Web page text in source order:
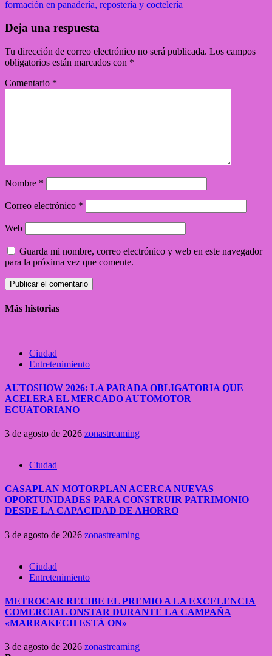
formación en panadería, repostería y coctelería
Deja una respuesta
Tu dirección de correo electrónico no será publicada. Los campos
obligatorios están marcados con *
Comentario *
Nombre *
Correo electrónico *
Web
Guarda mi nombre, correo electrónico y web en este navegador
para la próxima vez que comente.
Más historias
Ciudad
Entretenimiento
AUTOSHOW 2026: LA PARADA OBLIGATORIA QUE
ACELERA EL MERCADO AUTOMOTOR
ECUATORIANO
3 de agosto de 2026 zonastreaming
Ciudad
CASAPLAN MOTORPLAN ACERCA NUEVAS
OPORTUNIDADES PARA CONSTRUIR PATRIMONIO
DESDE LA CAPACIDAD DE AHORRO
3 de agosto de 2026 zonastreaming
Ciudad
Entretenimiento
METROCAR RECIBE EL PREMIO A LA EXCELENCIA
COMERCIAL ONSTAR DURANTE LA CAMPAÑA
«MARRAKECH ESTÁ ON»
3 de agosto de 2026 zonastreaming